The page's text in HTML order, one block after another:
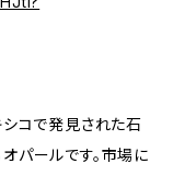
シコで発見された石
パールです。市場に